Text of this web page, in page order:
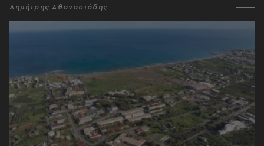
Δημήτρης Αθανασιάδης